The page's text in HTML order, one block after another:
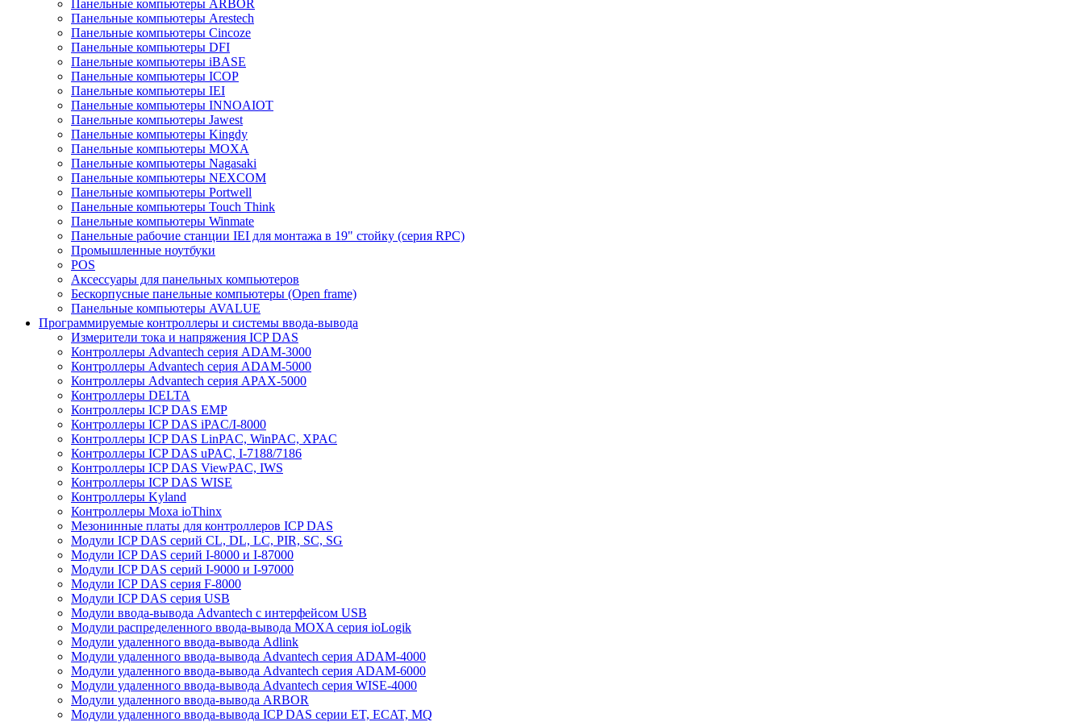
Панельные компьютеры ARBOR
Панельные компьютеры Arestech
Панельные компьютеры Cincoze
Панельные компьютеры DFI
Панельные компьютеры iBASE
Панельные компьютеры ICOP
Панельные компьютеры IEI
Панельные компьютеры INNOAIOT
Панельные компьютеры Jawest
Панельные компьютеры Kingdy
Панельные компьютеры MOXA
Панельные компьютеры Nagasaki
Панельные компьютеры NEXCOM
Панельные компьютеры Portwell
Панельные компьютеры Touch Think
Панельные компьютеры Winmate
Панельные рабочие станции IEI для монтажа в 19" стойку (серия RPC)
Промышленные ноутбуки
POS
Аксессуары для панельных компьютеров
Бескорпусные панельные компьютеры (Open frame)
Панельные компьютеры AVALUE
Программируемые контроллеры и системы ввода-вывода
Измерители тока и напряжения ICP DAS
Контроллеры Advantech серия ADAM-3000
Контроллеры Advantech серия ADAM-5000
Контроллеры Advantech серия APAX-5000
Контроллеры DELTA
Контроллеры ICP DAS EMP
Контроллеры ICP DAS iPAC/I-8000
Контроллеры ICP DAS LinPAC, WinPAC, XPAC
Контроллеры ICP DAS uPAC, I-7188/7186
Контроллеры ICP DAS ViewPAC, IWS
Контроллеры ICP DAS WISE
Контроллеры Kyland
Контроллеры Moxa ioThinx
Мезонинные платы для контроллеров ICP DAS
Модули ICP DAS серий CL, DL, LC, PIR, SC, SG
Модули ICP DAS серий I-8000 и I-87000
Модули ICP DAS серий I-9000 и I-97000
Модули ICP DAS серия F-8000
Модули ICP DAS серия USB
Модули ввода-вывода Advantech с интерфейсом USB
Модули распределенного ввода-вывода MOXA серия ioLogik
Модули удаленного ввода-вывода Adlink
Модули удаленного ввода-вывода Advantech серия ADAM-4000
Модули удаленного ввода-вывода Advantech серия ADAM-6000
Модули удаленного ввода-вывода Advantech серия WISE-4000
Модули удаленного ввода-вывода ARBOR
Модули удаленного ввода-вывода ICP DAS серии ET, ECAT, MQ